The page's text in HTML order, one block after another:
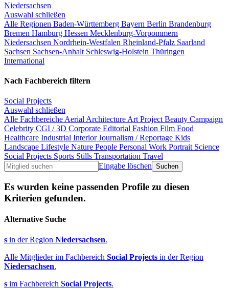
Niedersachsen
Auswahl schließen
Alle Regionen Baden-Württemberg Bayern Berlin Brandenburg
Bremen Hamburg Hessen Mecklenburg-Vorpommern
Niedersachsen Nordrhein-Westfalen Rheinland-Pfalz Saarland
Sachsen Sachsen-Anhalt Schleswig-Holstein Thüringen
International
Nach Fachbereich filtern
Social Projects
Auswahl schließen
Alle Fachbereiche Aerial Architecture Art Project Beauty Campaign
Celebrity CGI / 3D Corporate Editorial Fashion Film Food
Healthcare Industrial InteriorJournalism / Reportage Kids
Landscape Lifestyle Nature People Personal Work Portrait Science
Social Projects Sports Stills Transportation Travel
Eingabe löschen
Es wurden keine passenden Profile zu diesen
Kriterien gefunden.
Alternative Suche
s in der Region Niedersachsen.
Alle Mitglieder im Fachbereich Social Projects in der Region
Niedersachsen.
s im Fachbereich Social Projects.